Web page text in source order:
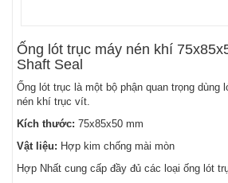
Ống lót trục máy nén khí
Shaft Seal
Ống lót trục là một bộ phận quan trọng dùng
nén khí trục vít.
Kích thước: 75x85x50 mm
Vật liệu: Hợp kim chống mài mòn
Hợp Nhất cung cấp đầy đủ các loại ống lót